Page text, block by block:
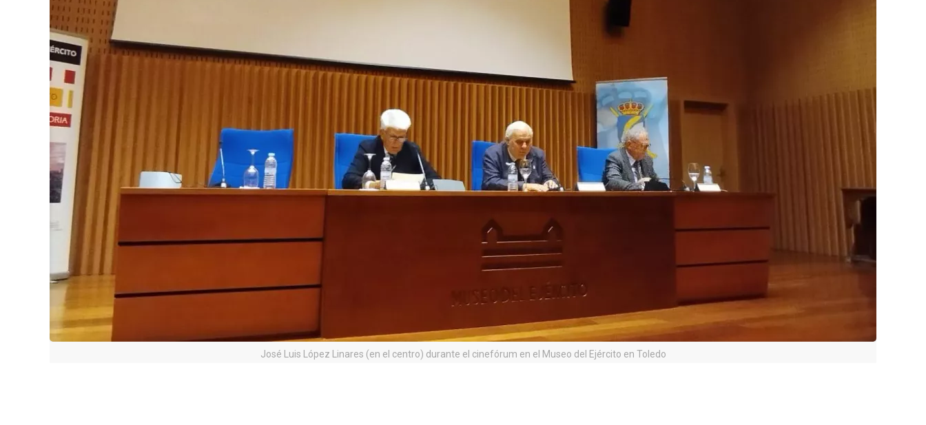
José Luis López Linares (en el centro) durante el cinefórum en el Museo del Ejército en Toledo